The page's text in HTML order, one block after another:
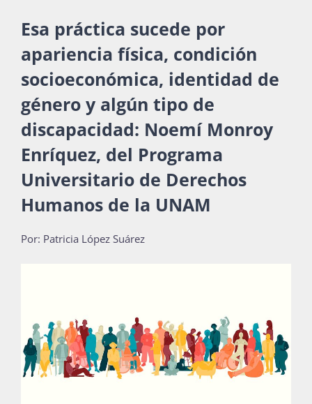
Súmate
Publicaciones
Bienvenida generación 2027-1
Esa práctica sucede por
apariencia física, condición
socioeconómica, identidad de
género y algún tipo de
discapacidad: Noemí Monroy
Enríquez, del Programa
Universitario de Derechos
Humanos de la UNAM
Por: Patricia López Suárez